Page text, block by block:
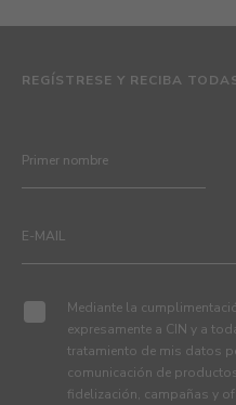
REGÍSTRESE Y RECIBA
Mediante la
expresamente a CIN y a
tratamiento de mis datos
comunicación de
fidelización, campañas y